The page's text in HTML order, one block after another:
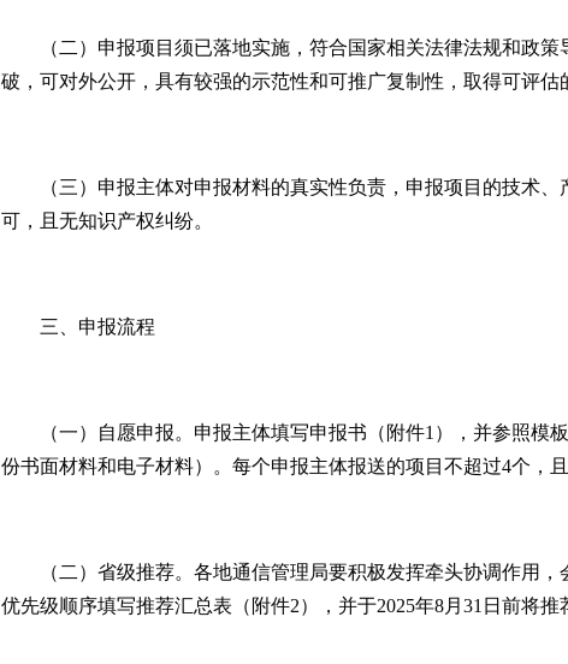
（二）申报项目须已落地实施，符合国家相关法律法规和政
破，可对外公开，具有较强的示范性和可推广复制性，取得可评估
（三）申报主体对申报材料的真实性负责，申报项目的技术
可，且无知识产权纠纷。
三、申报流程
（一）自愿申报。申报主体填写申报书（附件1），并参照
份书面材料和电子材料）。每个申报主体报送的项目不超过4个，
（二）省级推荐。各地通信管理局要积极发挥牵头协调作用
优先级顺序填写推荐汇总表（附件2），并于2025年8月31日前将